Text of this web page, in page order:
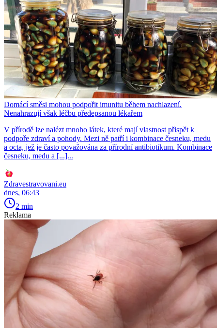
Domácí směsi mohou podpořit imunitu během nachlazení.
Nenahrazují však léčbu předepsanou lékařem
V přírodě lze nalézt mnoho látek, které mají vlastnost přispět k
podpoře zdraví a pohody. Mezi ně patří i kombinace česneku, medu
a octa, jež je často považována za přírodní antibiotikum. Kombinace
česneku, medu a [...]...
Zdravestravovani.eu
dnes, 06:43
2 min
Reklama